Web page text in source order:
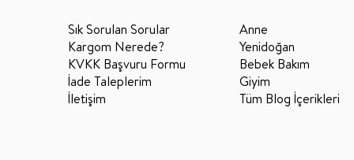
Sık Sorulan Sorular
Kargom Nerede?
KVKK Başvuru Formu
İade Taleplerim
İletişim
Anne
Yenidoğan
Bebek Bakım
Giyim
Tüm Blog İçerikleri